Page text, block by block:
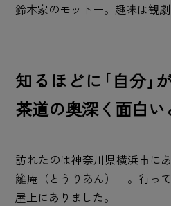
鈴木家のモットー。趣味は観劇
知るほどに｢自分｣
茶道の奥深く面白い
訪れたのは神奈川県横浜市に
籬庵（とうりあん）」。行っ
屋上にありました。